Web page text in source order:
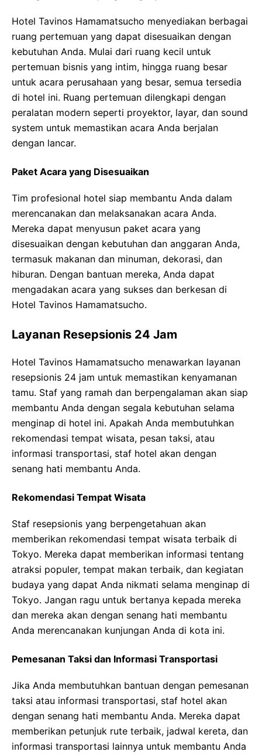
Hotel Tavinos Hamamatsucho menyediakan berbagai
ruang pertemuan yang dapat disesuaikan dengan
kebutuhan Anda. Mulai dari ruang kecil untuk
pertemuan bisnis yang intim, hingga ruang besar
untuk acara perusahaan yang besar, semua tersedia
di hotel ini. Ruang pertemuan dilengkapi dengan
peralatan modern seperti proyektor, layar, dan sound
system untuk memastikan acara Anda berjalan
dengan lancar.
Paket Acara yang Disesuaikan
Tim profesional hotel siap membantu Anda dalam
merencanakan dan melaksanakan acara Anda.
Mereka dapat menyusun paket acara yang
disesuaikan dengan kebutuhan dan anggaran Anda,
termasuk makanan dan minuman, dekorasi, dan
hiburan. Dengan bantuan mereka, Anda dapat
mengadakan acara yang sukses dan berkesan di
Hotel Tavinos Hamamatsucho.
Layanan Resepsionis 24 Jam
Hotel Tavinos Hamamatsucho menawarkan layanan
resepsionis 24 jam untuk memastikan kenyamanan
tamu. Staf yang ramah dan berpengalaman akan siap
membantu Anda dengan segala kebutuhan selama
menginap di hotel ini. Apakah Anda membutuhkan
rekomendasi tempat wisata, pesan taksi, atau
informasi transportasi, staf hotel akan dengan
senang hati membantu Anda.
Rekomendasi Tempat Wisata
Staf resepsionis yang berpengetahuan akan
memberikan rekomendasi tempat wisata terbaik di
Tokyo. Mereka dapat memberikan informasi tentang
atraksi populer, tempat makan terbaik, dan kegiatan
budaya yang dapat Anda nikmati selama menginap di
Tokyo. Jangan ragu untuk bertanya kepada mereka
dan mereka akan dengan senang hati membantu
Anda merencanakan kunjungan Anda di kota ini.
Pemesanan Taksi dan Informasi Transportasi
Jika Anda membutuhkan bantuan dengan pemesanan
taksi atau informasi transportasi, staf hotel akan
dengan senang hati membantu Anda. Mereka dapat
memberikan petunjuk rute terbaik, jadwal kereta, dan
informasi transportasi lainnya untuk membantu Anda